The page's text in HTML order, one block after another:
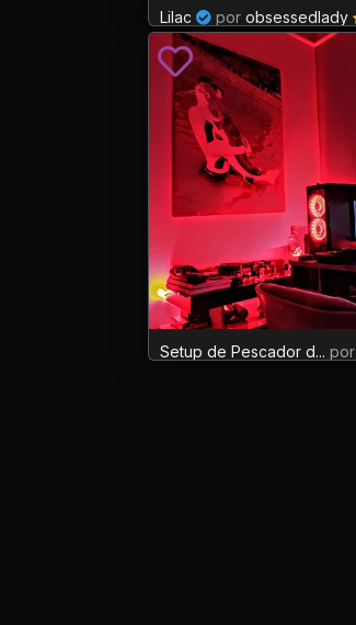
Lilac por obsessedlady
Setup de Pescador d... por